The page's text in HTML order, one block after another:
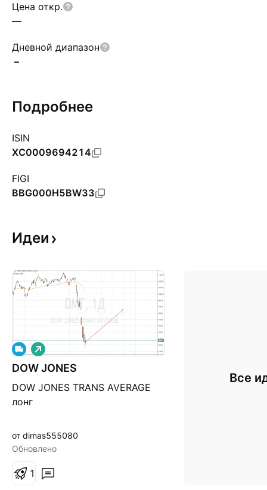
Цена откр.
—
Дневной диапазон
–
Подробнее
ISIN
XC0009694214
FIGI
BBG000H5BW33
Идеи
DOW JONES
DOW JONES TRANS AVERAGE
лонг
Д
л
и
н
от dimas555080
Обновлено
1
Все